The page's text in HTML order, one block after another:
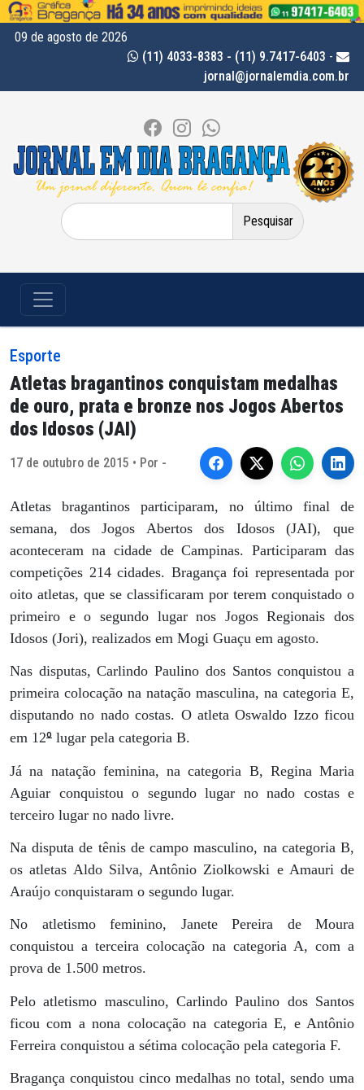
09 de agosto de 2026
(11) 4033-8383 - (11) 9.7417-6403 -
jornal@jornalemdia.com.br
Pesquisar
por:
Esporte
Atletas bragantinos conquistam medalhas
de ouro, prata e bronze nos Jogos Abertos
dos Idosos (JAI)
17 de outubro de 2015 • Por -
Atletas bragantinos participaram, no último final de
semana, dos Jogos Abertos dos Idosos (JAI), que
aconteceram na cidade de Campinas. Participaram das
competições 214 cidades. Bragança foi representada por
oito atletas, que se classificaram por terem conquistado o
primeiro e o segundo lugar nos Jogos Regionais dos
Idosos (Jori), realizados em Mogi Guaçu em agosto.
Nas disputas, Carlindo Paulino dos Santos conquistou a
primeira colocação na natação masculina, na categoria E,
disputando no nado costas. O atleta Oswaldo Izzo ficou
em 12º lugar pela categoria B.
Já na natação feminina, na categoria B, Regina Maria
Aguiar conquistou o segundo lugar no nado costas e
terceiro lugar no nado livre.
Na disputa de tênis de campo masculino, na categoria B,
os atletas Aldo Silva, Antônio Ziolkowski e Amauri de
Araújo conquistaram o segundo lugar.
No atletismo feminino, Janete Pereira de Moura
conquistou a terceira colocação na categoria A, com a
prova de 1.500 metros.
Pelo atletismo masculino, Carlindo Paulino dos Santos
ficou com a nona colocação na categoria E, e Antônio
Ferreira conquistou a sétima colocação pela categoria F.
Bragança conquistou cinco medalhas no total, sendo uma